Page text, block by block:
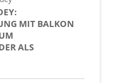
MIT BALKON
ALS